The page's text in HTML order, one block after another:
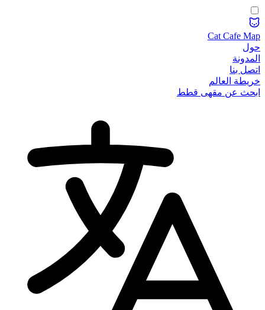
Cat Cafe Map
حول
المدونة
اتصل بنا
خريطة العالم
ابحث عن مقهى قطط